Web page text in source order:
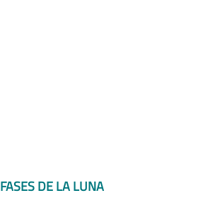
FASES DE LA LUNA